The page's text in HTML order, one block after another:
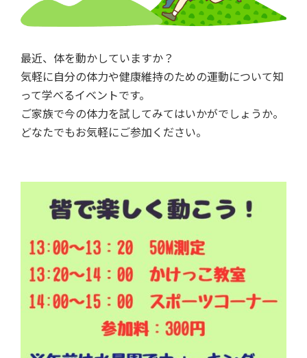
最近、体を動かしていますか？
気軽に自分の体力や健康維持のための運動について知
って学べるイベントです。
ご家族で今の体力を試してみてはいかがでしょうか。
どなたでもお気軽にご参加ください。